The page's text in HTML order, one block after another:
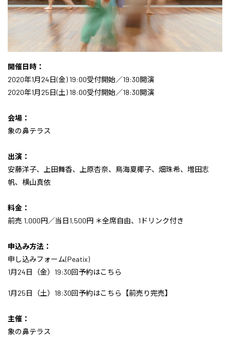
開催日時：
2020年1月24日(金) 19:00受付開始／19:30開演
2020年1月25日(土) 18:00受付開始／18:30開演
会場：
象の鼻テラス
出演：
安藤洋子、上田舞香、上原杏奈、鳥海夏椰子、畑珠希、増田志
帆、横山真依
料金：
前売 1,000円／当日1,500円 ＊全席自由、1ドリンク付き
申込み方法：
申し込みフォーム(Peatix)
1月24日（金） 19:30回予約はこちら
1月25日（土） 18:30回予約はこちら 【前売り完売】
主催：
象の鼻テラス